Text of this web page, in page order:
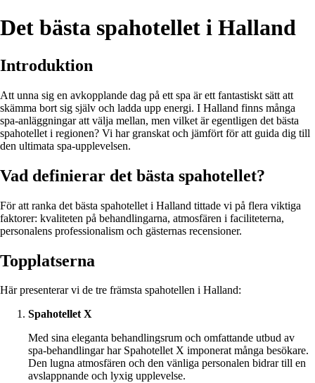
Det bästa spahotellet i Halland
Introduktion
Att unna sig en avkopplande dag på ett spa är ett fantastiskt sätt att
skämma bort sig själv och ladda upp energi. I Halland finns många
spa-anläggningar att välja mellan, men vilket är egentligen det bästa
spahotellet i regionen? Vi har granskat och jämfört för att guida dig till
den ultimata spa-upplevelsen.
Vad definierar det bästa spahotellet?
För att ranka det bästa spahotellet i Halland tittade vi på flera viktiga
faktorer: kvaliteten på behandlingarna, atmosfären i faciliteterna,
personalens professionalism och gästernas recensioner.
Topplatserna
Här presenterar vi de tre främsta spahotellen i Halland:
Spahotellet X
Med sina eleganta behandlingsrum och omfattande utbud av
spa-behandlingar har Spahotellet X imponerat många besökare.
Den lugna atmosfären och den vänliga personalen bidrar till en
avslappnande och lyxig upplevelse.